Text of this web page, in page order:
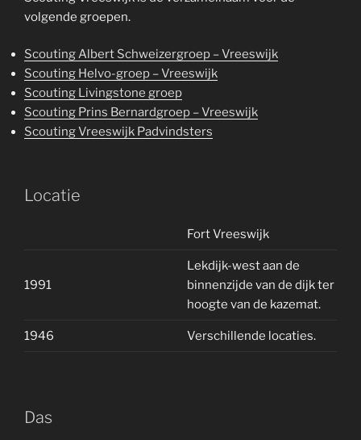
volgende groepen.
Scouting Albert Schweizergroep – Vreeswijk
Scouting Helvo-groep – Vreeswijk
Scouting Livingstone groep
Scouting Prins Bernardgroep – Vreeswijk
Scouting Vreeswijk Padvindsters
Locatie
Fort Vreeswijk
1991
Lekdijk-west aan de
binnenzijde van de dijk ter
hoogte van de kazemat.
1946 Verschillende locaties.
Das